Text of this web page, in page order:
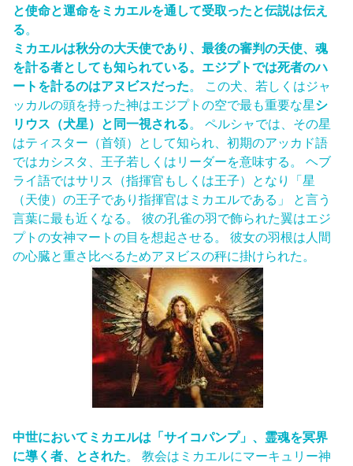
と使命と運命をミカエルを通して受取ったと伝説は伝え
る。
ミカエルは秋分の大天使であり、最後の審判の天使、魂
を計る者としても知られている。エジプトでは死者のハ
ートを計るのはアヌビスだった。 この犬、若しくはジャ
ッカルの頭を持った神はエジプトの空で最も重要な星シ
リウス（犬星）と同一視される。 ペルシャでは、その星
はティスター（首領）として知られ、初期のアッカド語
ではカシスタ、王子若しくはリーダーを意味する。 ヘブ
ライ語ではサリス（指揮官もしくは王子）となり「星
（天使）の王子であり指揮官はミカエルである」 と言う
言葉に最も近くなる。 彼の孔雀の羽で飾られた翼はエジ
プトの女神マートの目を想起させる。 彼女の羽根は人間
の心臓と重さ比べるためアヌビスの秤に掛けられた。
中世においてミカエルは「サイコパンプ」、霊魂を冥界
に導く者、とされた。 教会はミカエルにマーキュリー神